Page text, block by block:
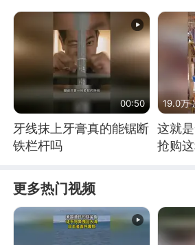
没人住，发生了啥
00:50
牙线抹上牙膏真的能锯断
铁栏杆吗
19.0万
这就
抢购
更多热门视频